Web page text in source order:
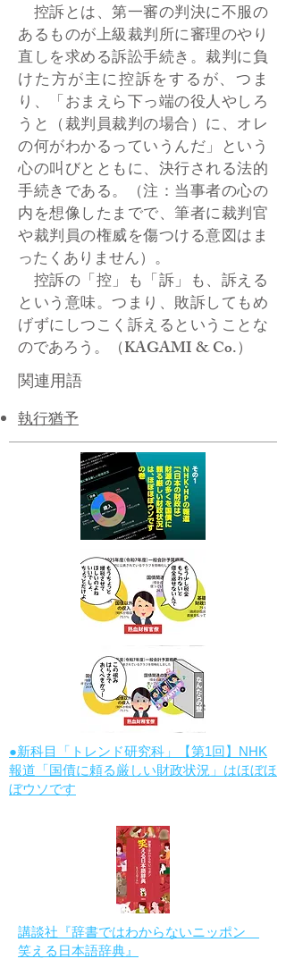
控訴とは、第一審の判決に不服の
あるものが上級裁判所に審理のやり
直しを求める訴訟手続き。裁判に負
けた方が主に控訴をするが、つま
り、「おまえら下っ端の役人やしろ
うと（裁判員裁判の場合）に、オレ
の何がわかるっていうんだ」という
心の叫びとともに、決行される法的
手続きである。（注：当事者の心の
内を想像したまでで、筆者に裁判官
や裁判員の権威を傷つける意図はま
ったくありません）。
控訴の「控」も「訴」も、訴える
という意味。つまり、敗訴してもめ
げずにしつこく訴えるということな
のであろう。（KAGAMI & Co.）
関連用語
執行猶予
●新科目「トレンド研究科」【第1回】NHK
報道「国債に頼る厳しい財政状況」はほぼほ
ぼウソです
講談社『辞書ではわからないニッポン
笑える日本語辞典』